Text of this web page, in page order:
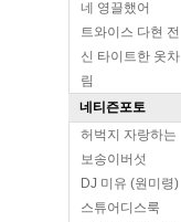
네 영끌했어
트와이스 다현 전
신 타이트한 옷차
림
네티즌포토
허벅지 자랑하는
보송이버섯
DJ 미유 (원미령)
스튜어디스룩